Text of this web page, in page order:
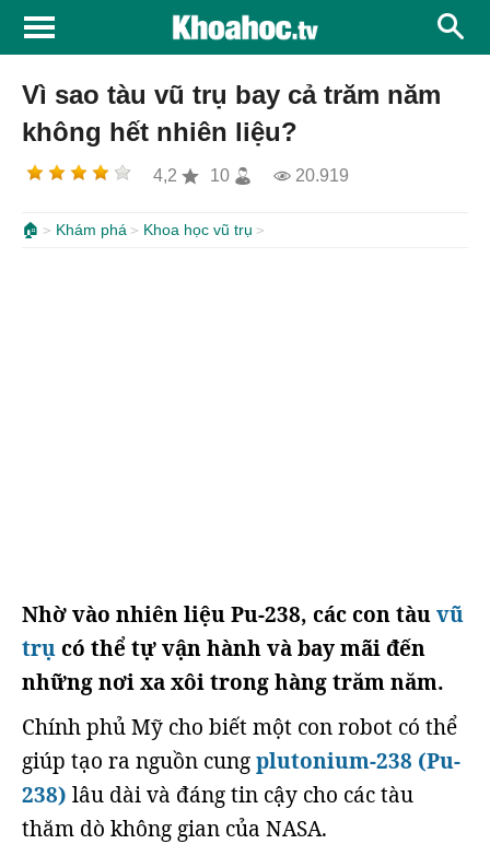
Vì sao tàu vũ trụ bay cả trăm năm
không hết nhiên liệu?
4,2 10 20.919
🏠 Khám phá Khoa học vũ trụ
Nhờ vào nhiên liệu Pu-238, các con tàuvũ
trụ có thể tự vận hành và bay mãi đến
những nơi xa xôi trong hàng trăm năm.
Chính phủ Mỹ cho biết một con robot có thể
giúp tạo ra nguồn cungplutonium-238 (Pu-
238) lâu dài và đáng tin cậy cho các tàu
thăm dò không gian của NASA.